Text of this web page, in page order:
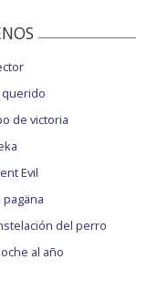
querido
de victoria
Evil
pagäna
del perro
al año